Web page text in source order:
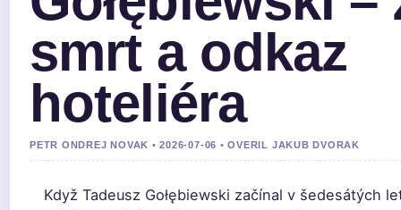
smrt a odkaz
hoteliéra
PETR ONDREJ NOVAK • 2026-07-06 • OVERIL JAKUB DVORAK
Když Tadeusz Gołębiewski začínal v šedesátých